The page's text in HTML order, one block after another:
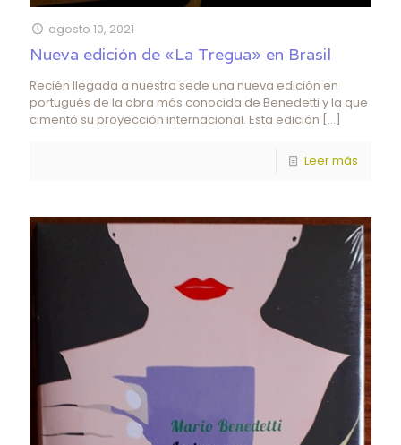
agosto 10, 2021
Nueva edición de «La Tregua» en Brasil
Recién llegada a nuestra sede una nueva edición en
portugués de la obra más conocida de Benedetti y la que
cimentó su proyección internacional. Esta edición […]
Leer más